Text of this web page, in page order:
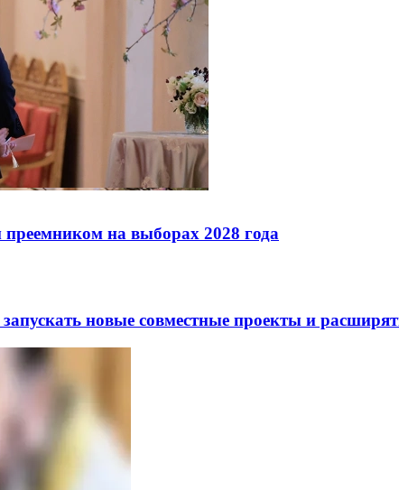
преемником на выборах 2028 года
новые совместные проекты и